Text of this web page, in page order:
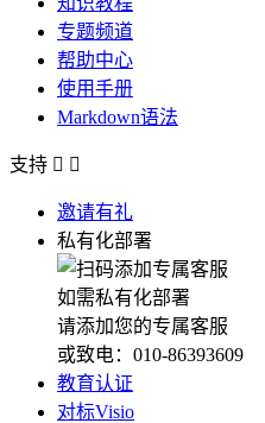
专题频道
帮助中心
使用手册
Markdown语法
支持  
邀请有礼
私有化部署
如需私有化部署
请添加您的专属客服
或致电：010-86393609
教育认证
对标Visio